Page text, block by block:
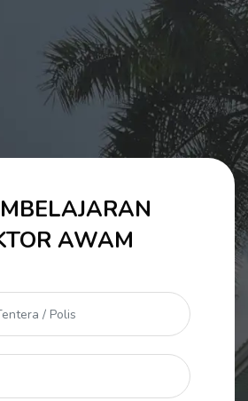
akaun baru
AWAM
/ Polis